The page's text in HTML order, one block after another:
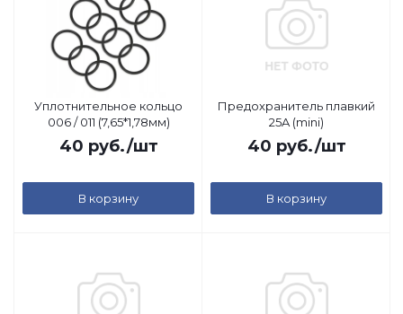
Уплотнительное кольцо
006 / 011 (7,65*1,78мм)
40 руб./шт
В корзину
Предохранитель плавкий
25A (mini)
40 руб./шт
В корзину